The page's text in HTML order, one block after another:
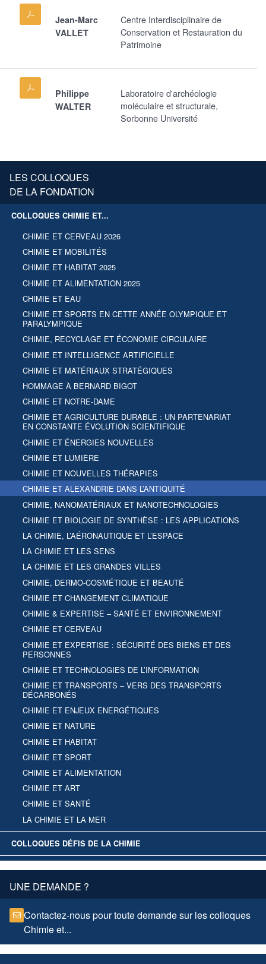
Jean-Marc
VALLET
Centre Interdisciplinaire de
Conservation et Restauration du
Patrimoine
Philippe
WALTER
Laboratoire d'archéologie
moléculaire et structurale,
Sorbonne Université
LES COLLOQUES
DE LA FONDATION
COLLOQUES CHIMIE ET...
CHIMIE ET CERVEAU 2026
CHIMIE ET MOBILITÉS
CHIMIE ET HABITAT 2025
CHIMIE ET ALIMENTATION 2025
CHIMIE ET EAU
CHIMIE ET SPORTS EN CETTE ANNÉE OLYMPIQUE ET
PARALYMPIQUE
CHIMIE, RECYCLAGE ET ÉCONOMIE CIRCULAIRE
CHIMIE ET INTELLIGENCE ARTIFICIELLE
CHIMIE ET MATÉRIAUX STRATÉGIQUES
HOMMAGE À BERNARD BIGOT
CHIMIE ET NOTRE-DAME
CHIMIE ET AGRICULTURE DURABLE : UN PARTENARIAT
EN CONSTANTE ÉVOLUTION SCIENTIFIQUE
CHIMIE ET ÉNERGIES NOUVELLES
CHIMIE ET LUMIÈRE
CHIMIE ET NOUVELLES THÉRAPIES
CHIMIE ET ALEXANDRIE DANS L’ANTIQUITÉ
CHIMIE, NANOMATÉRIAUX ET NANOTECHNOLOGIES
CHIMIE ET BIOLOGIE DE SYNTHÈSE : LES APPLICATIONS
LA CHIMIE, L’AÉRONAUTIQUE ET L’ESPACE
LA CHIMIE ET LES SENS
LA CHIMIE ET LES GRANDES VILLES
CHIMIE, DERMO-COSMÉTIQUE ET BEAUTÉ
CHIMIE ET CHANGEMENT CLIMATIQUE
CHIMIE & EXPERTISE – SANTÉ ET ENVIRONNEMENT
CHIMIE ET CERVEAU
CHIMIE ET EXPERTISE : SÉCURITÉ DES BIENS ET DES
PERSONNES
CHIMIE ET TECHNOLOGIES DE L’INFORMATION
CHIMIE ET TRANSPORTS – VERS DES TRANSPORTS
DÉCARBONÉS
CHIMIE ET ENJEUX ENERGÉTIQUES
CHIMIE ET NATURE
CHIMIE ET HABITAT
CHIMIE ET SPORT
CHIMIE ET ALIMENTATION
CHIMIE ET ART
CHIMIE ET SANTÉ
LA CHIMIE ET LA MER
COLLOQUES DÉFIS DE LA CHIMIE
UNE DEMANDE ?
Contactez-nous pour toute demande sur les colloques
Chimie et...